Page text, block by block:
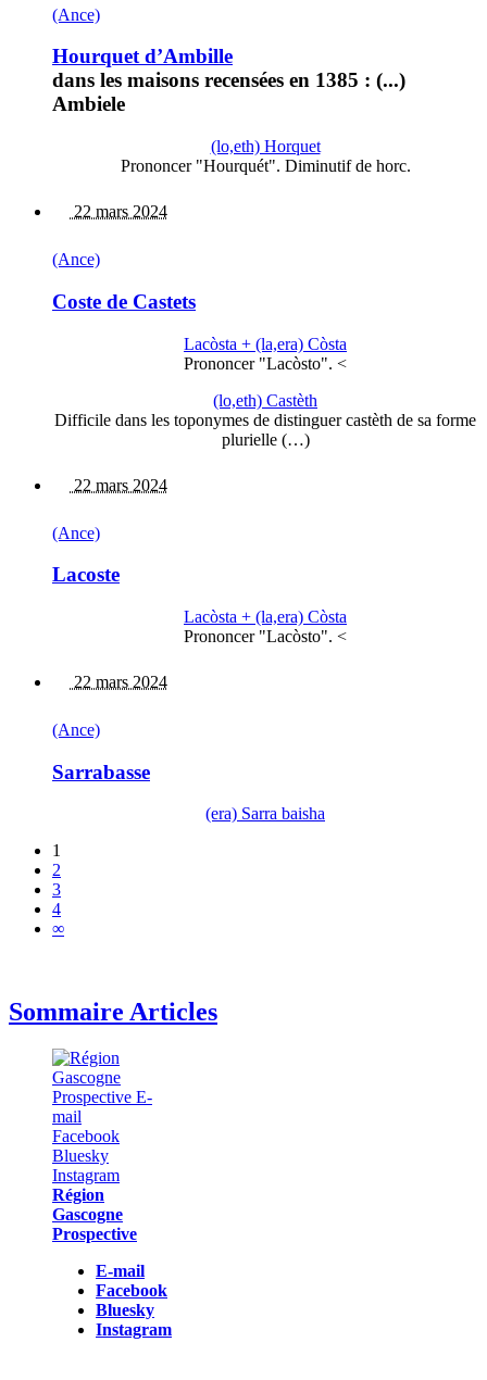
(Ance)
Hourquet d’Ambille
dans les maisons recensées en 1385 : (...)
Ambiele
(lo,eth) Horquet
Prononcer "Hourquét". Diminutif de horc.
22 mars 2024
(Ance)
Coste de Castets
Lacòsta + (la,era) Còsta
Prononcer "Lacòsto". <
(lo,eth) Castèth
Difficile dans les toponymes de distinguer castèth de sa forme
plurielle (…)
22 mars 2024
(Ance)
Lacoste
Lacòsta + (la,era) Còsta
Prononcer "Lacòsto". <
22 mars 2024
(Ance)
Sarrabasse
(era) Sarra baisha
1
2
3
4
∞
Sommaire Articles
Région
Gascogne
Prospective
E-mail
Facebook
Bluesky
Instagram